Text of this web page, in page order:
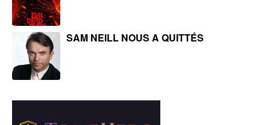
SAM NEILL NOUS A QUITTÉS